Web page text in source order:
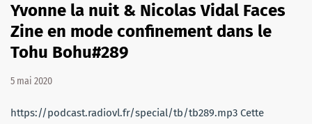
Yvonne la nuit & Nicolas Vidal Faces
Zine en mode confinement dans le
Tohu Bohu#289
5 mai 2020
https://podcast.radiovl.fr/special/tb/tb289.mp3 Cette